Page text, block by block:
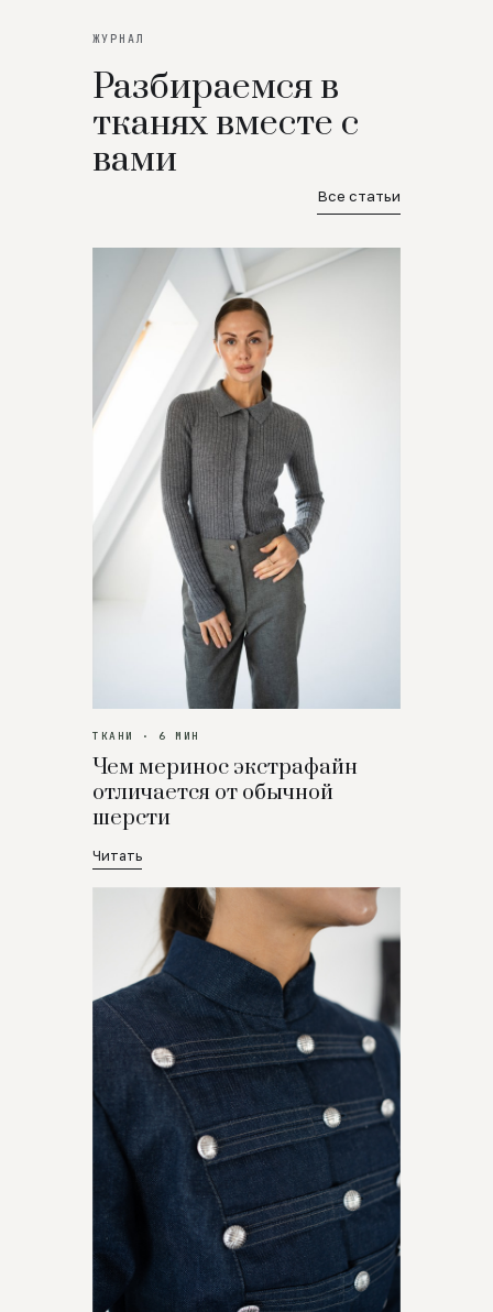
ЖУРНАЛ
Разбираемся в
тканях вместе с
вами
Все статьи
ТКАНИ · 6 МИН
Чем меринос экстрафайн
отличается от обычной
шерсти
Читать